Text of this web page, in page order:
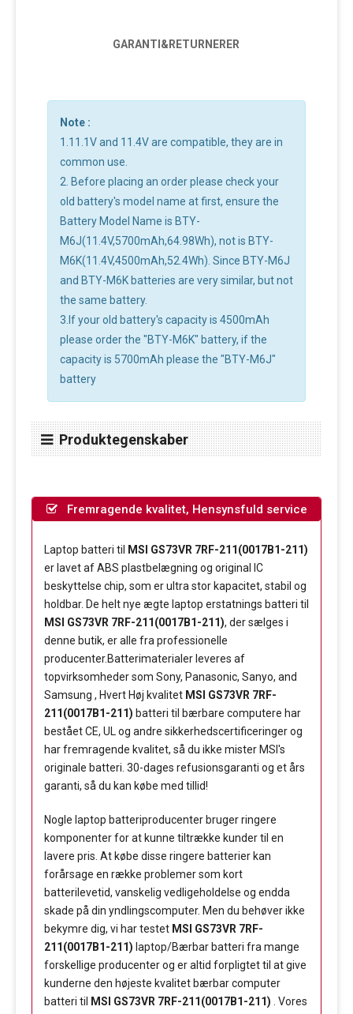
GARANTI&RETURNERER
Note :
1.11.1V and 11.4V are compatible, they are in
common use.
2. Before placing an order please check your
old battery's model name at first, ensure the
Battery Model Name is BTY-
M6J(11.4V,5700mAh,64.98Wh), not is BTY-
M6K(11.4V,4500mAh,52.4Wh). Since BTY-M6J
and BTY-M6K batteries are very similar, but not
the same battery.
3.If your old battery's capacity is 4500mAh
please order the "BTY-M6K" battery, if the
capacity is 5700mAh please the "BTY-M6J"
battery
Produktegenskaber
Fremragende kvalitet, Hensynsfuld service
Laptop batteri til
MSI GS73VR 7RF-211(0017B1-211)
er lavet af ABS plastbelægning og original IC
beskyttelse chip, som er ultra stor kapacitet, stabil og
holdbar. De helt nye ægte laptop erstatnings batteri til
MSI GS73VR 7RF-211(0017B1-211), der sælges i
denne butik, er alle fra professionelle
producenter.Batterimaterialer leveres af
topvirksomheder som Sony, Panasonic, Sanyo, and
Samsung , Hvert Høj kvalitet MSI GS73VR 7RF-
211(0017B1-211) batteri til bærbare computere har
bestået CE, UL og andre sikkerhedscertificeringer og
har fremragende kvalitet, så du ikke mister MSI's
originale batteri. 30-dages refusionsgaranti og et års
garanti, så du kan købe med tillid!
Nogle laptop batteriproducenter bruger ringere
komponenter for at kunne tiltrække kunder til en
lavere pris. At købe disse ringere batterier kan
forårsage en række problemer som kort
batterilevetid, vanskelig vedligeholdelse og endda
skade på din yndlingscomputer. Men du behøver ikke
bekymre dig, vi har testet MSI GS73VR 7RF-
211(0017B1-211) laptop/Bærbar batteri fra mange
forskellige producenter og er altid forpligtet til at give
kunderne den højeste kvalitet bærbar computer
batteri til
MSI GS73VR 7RF-211(0017B1-211) . Vores